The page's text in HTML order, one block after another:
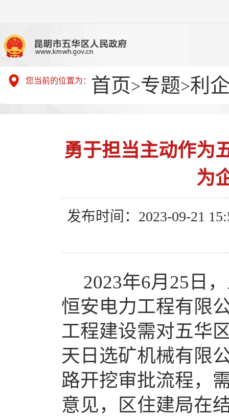
您当前的位置为： 首页>专题>利
勇于担当主动作为
为
发布时间：2023-09-21
2023年6月25日
恒安电力工程有限
工程建设需对五华
天日选矿机械有限
路开挖审批流程，
意见，区住建局在